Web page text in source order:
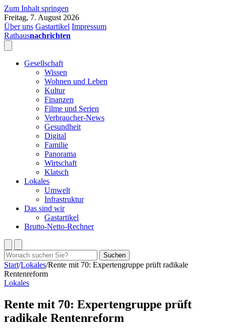
Zum Inhalt springen
Freitag, 7. August 2026
Über uns Gastartikel Impressum
Rathausnachrichten
Gesellschaft
Wissen
Wohnen und Leben
Kultur
Finanzen
Filme und Serien
Verbraucher-News
Gesundheit
Digital
Familie
Panorama
Wirtschaft
Klatsch
Lokales
Umwelt
Infrastruktur
Das sind wir
Gastartikel
Brutto-Netto-Rechner
Suchen
nach:
Suchen
Start/Lokales/Rente mit 70: Expertengruppe prüft radikale
Rentenreform
Lokales
Rente mit 70: Expertengruppe prüft
radikale Rentenreform